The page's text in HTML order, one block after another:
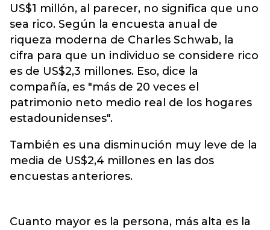
US$1 millón, al parecer, no significa que uno
sea rico. Según la encuesta anual de
riqueza moderna de Charles Schwab, la
cifra para que un individuo se considere rico
es de US$2,3 millones. Eso, dice la
compañía, es "más de 20 veces el
patrimonio neto medio real de los hogares
estadounidenses".
También es una disminución muy leve de la
media de US$2,4 millones en las dos
encuestas anteriores.
Cuanto mayor es la persona, más alta es la